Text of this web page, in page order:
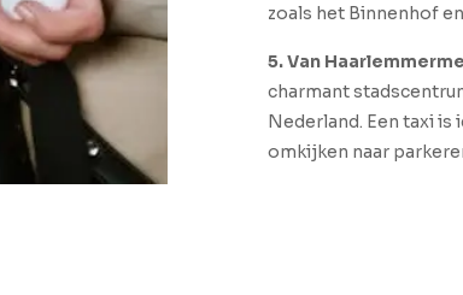
zoals het Binnenhof
5. Van
charmant
Nederland. Een taxi
omkijken naar